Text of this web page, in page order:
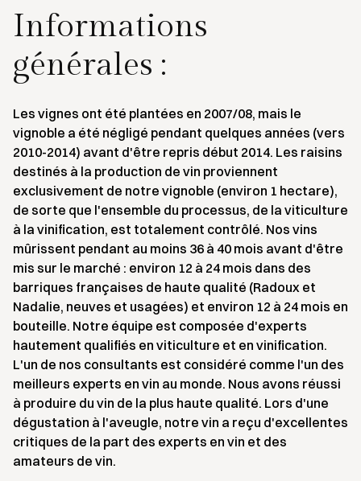
Informations
générales :
Les vignes ont été plantées en 2007/08, mais le
vignoble a été négligé pendant quelques années (vers
2010-2014) avant d'être repris début 2014. Les raisins
destinés à la production de vin proviennent
exclusivement de notre vignoble (environ 1 hectare),
de sorte que l'ensemble du processus, de la viticulture
à la vinification, est totalement contrôlé. Nos vins
mûrissent pendant au moins 36 à 40 mois avant d'être
mis sur le marché : environ 12 à 24 mois dans des
barriques françaises de haute qualité (Radoux et
Nadalie, neuves et usagées) et environ 12 à 24 mois en
bouteille. Notre équipe est composée d'experts
hautement qualifiés en viticulture et en vinification.
L'un de nos consultants est considéré comme l'un des
meilleurs experts en vin au monde. Nous avons réussi
à produire du vin de la plus haute qualité. Lors d'une
dégustation à l'aveugle, notre vin a reçu d'excellentes
critiques de la part des experts en vin et des
amateurs de vin.